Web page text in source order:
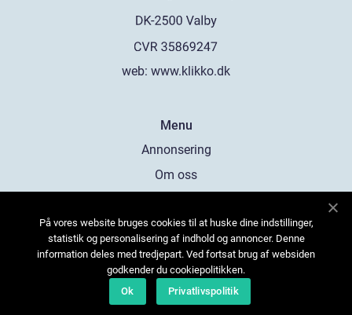
web: www.klikko.dk
Menu
Annonsering
Om oss
Kontakta oss
Sitemap
På vores website bruges cookies til at huske dine indstillinger,
statistik og personalisering af indhold og annoncer. Denne
information deles med tredjepart. Ved fortsat brug af websiden
godkender du cookiepolitikken.
Ok
Privatlivspolitik